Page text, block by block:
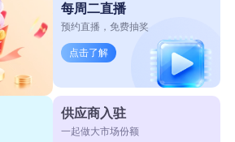
每周二直播
预约直播，免费抽奖
点击了解
供应商入驻
一起做大市场份额